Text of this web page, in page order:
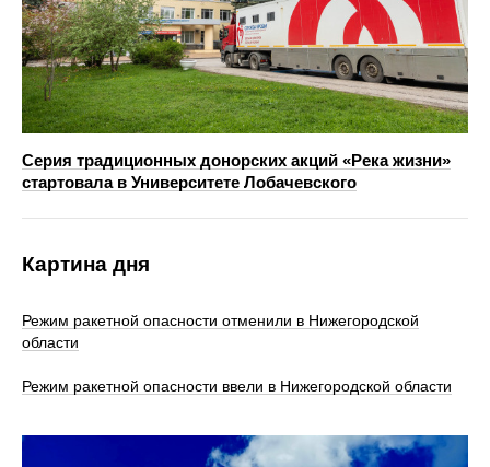
Серия традиционных донорских акций «Река жизни»
стартовала в Университете Лобачевского
Картина дня
Режим ракетной опасности отменили в Нижегородской
области
Режим ракетной опасности ввели в Нижегородской области